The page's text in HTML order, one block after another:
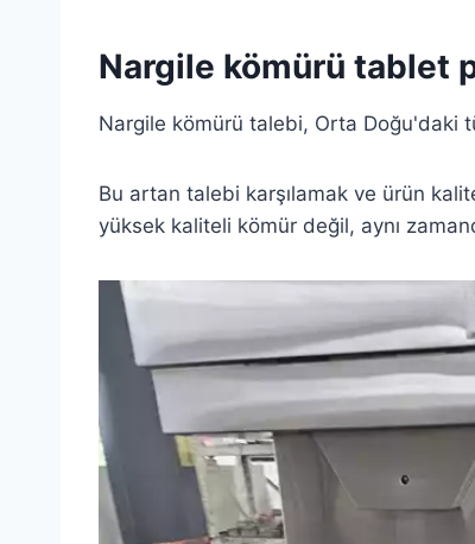
Nargile kömürü tablet
Nargile kömürü talebi, Orta Doğu'daki
Bu artan talebi karşılamak ve ürün
yüksek kaliteli kömür değil, aynı